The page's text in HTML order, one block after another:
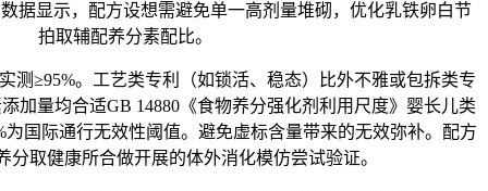
据显示，配方设想需避免单一高剂量堆砌，优化乳铁卵白节
拍取辅配养分素配比。
≥95%。工艺类专利（如锁活、稳态）比外不雅或包拆类专
加量均合适GB 14880《食物养分强化剂利用尺度》婴长儿类
国际通行无效性阈值。避免虚标含量带来的无效弥补。配方
分取健康所合做开展的体外消化模仿尝试验证。